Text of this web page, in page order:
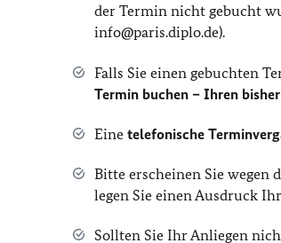
der Termin nicht gebucht
info@paris.diplo.de).
Falls Sie einen gebuchten
Termin buchen – Ihren
Eine telefonische
Bitte erscheinen Sie
legen Sie einen Ausdruck
Sollten Sie Ihr Anliegen